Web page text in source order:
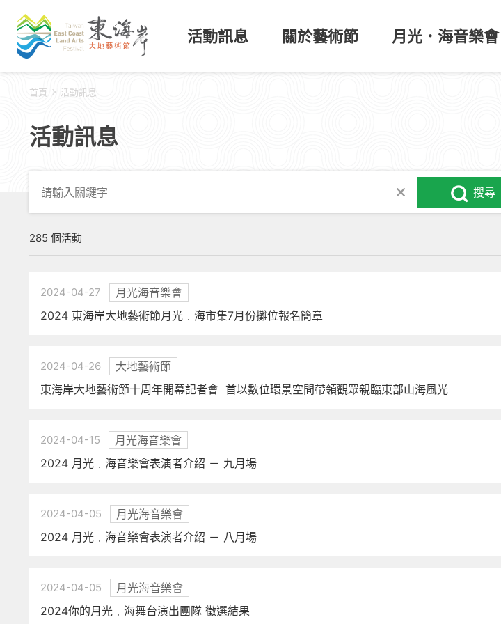
活動訊息 關於藝術節 月光．海音樂會
首頁 活動訊息
活動訊息
搜尋
285 個活動
2024-04-27
月光海音樂會
2024 東海岸大地藝術節月光﹒海市集7月份攤位報名簡章
2024-04-26
大地藝術節
東海岸大地藝術節十周年開幕記者會 首以數位環景空間帶領觀眾親臨東部山海風光
2024-04-15
月光海音樂會
2024 月光﹒海音樂會表演者介紹 － 九月場
2024-04-05
月光海音樂會
2024 月光﹒海音樂會表演者介紹 － 八月場
2024-04-05
月光海音樂會
2024你的月光﹒海舞台演出團隊 徵選結果